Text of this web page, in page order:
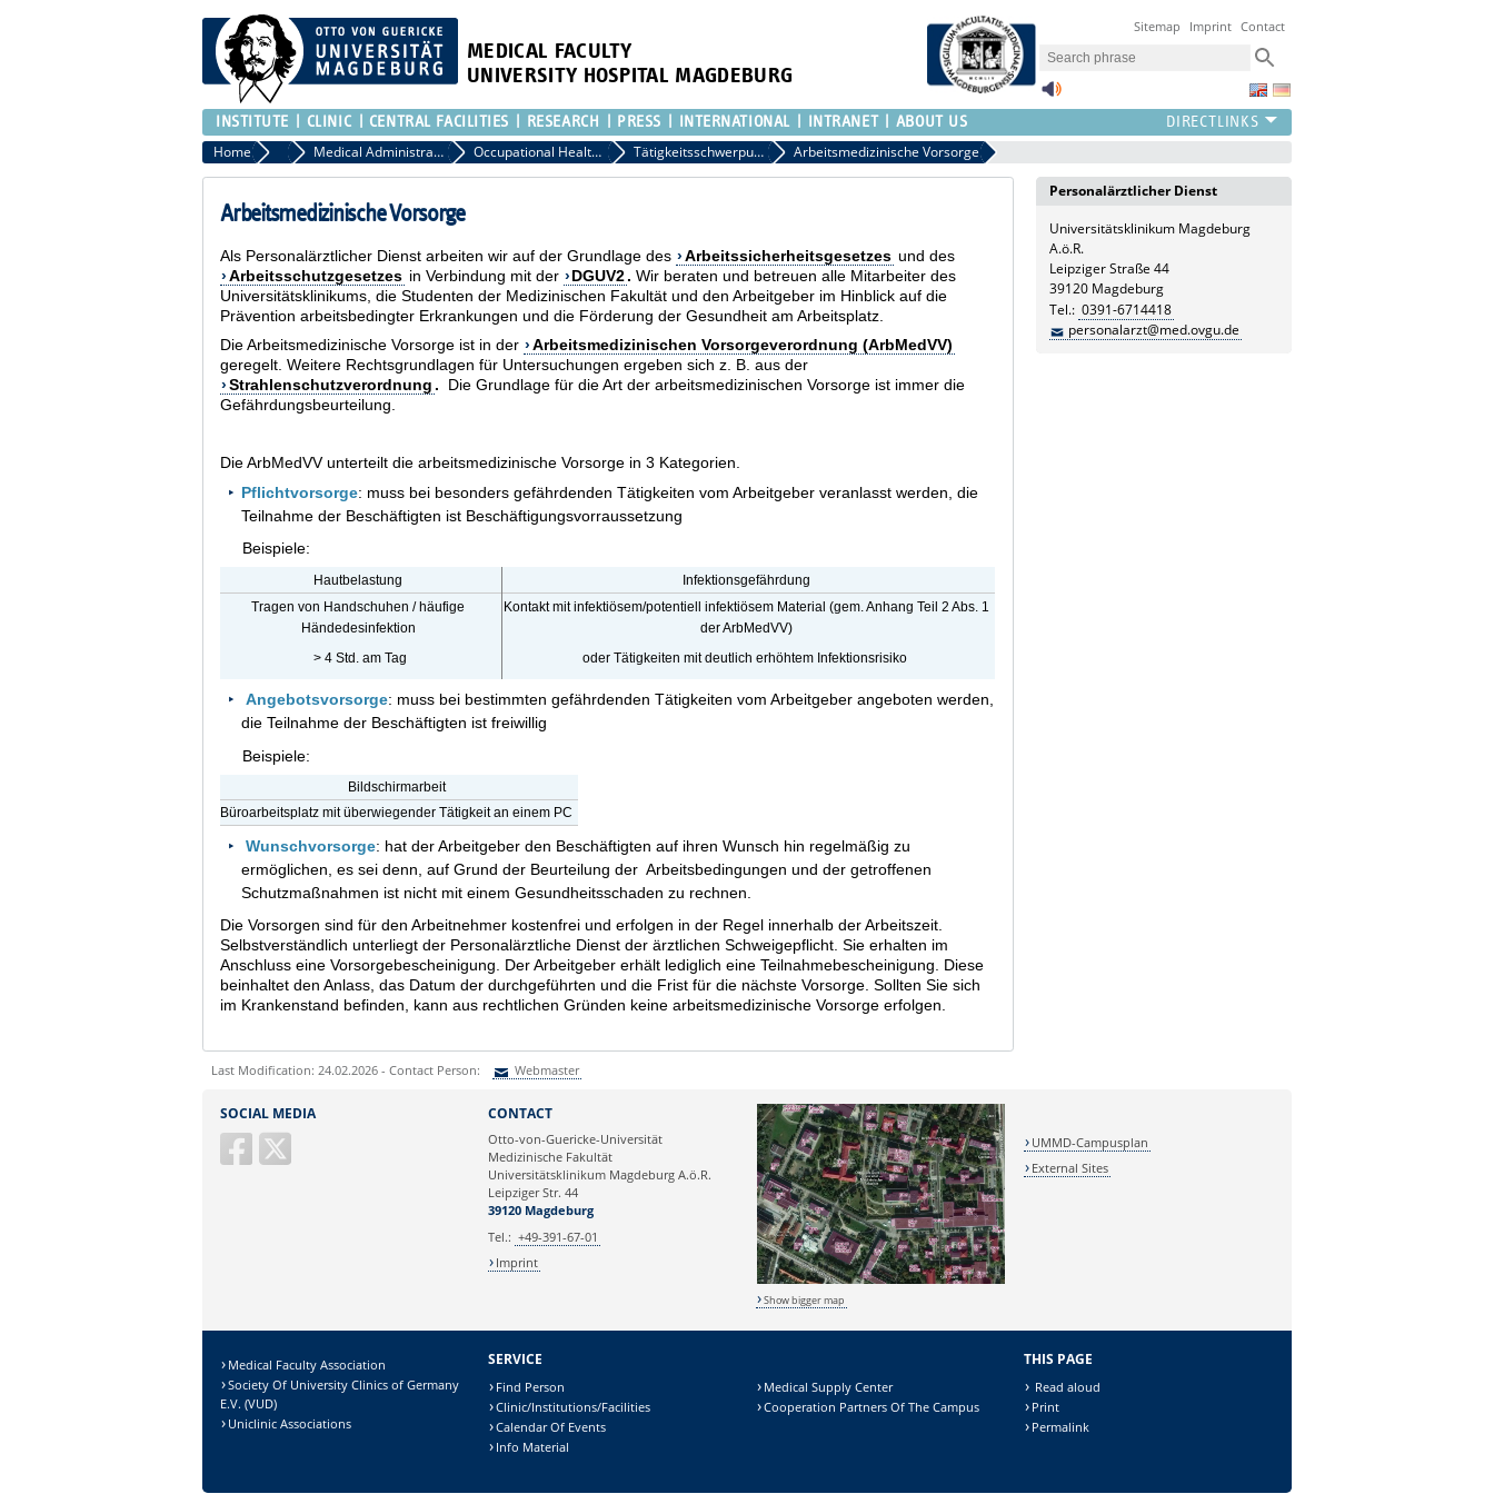
MEDICAL FACULTY
UNIVERSITY HOSPITAL MAGDEBURG
Sitemap Imprint Contact
INSTITUTE CLINIC CENTRAL FACILITIES RESEARCH PRESS INTERNATIONAL INTRANET ABOUT US
Home Central Facilities Medical Administration Occupational Health Service Tätigkeitsschwerpunkte Arbeitsmedizinische Vorsorge
Arbeitsmedizinische Vorsorge
Als Personalärztlicher Dienst arbeiten wir auf der Grundlage des Arbeitssicherheitsgesetzes und des
Arbeitsschutzgesetzes in Verbindung mit der DGUV2.Wir beraten und betreuen alle Mitarbeiter des
Universitätsklinikums, die Studenten der Medizinischen Fakultät und den Arbeitgeber im Hinblick auf die
Prävention arbeitsbedingter Erkrankungen und die Förderung der Gesundheit am Arbeitsplatz.
Die Arbeitsmedizinische Vorsorge ist in der
Arbeitsmedizinischen Vorsorgeverordnung (ArbMedVV)
geregelt. Weitere Rechtsgrundlagen für Untersuchungen ergeben sich z. B. aus der
Strahlenschutzverordnung . Die Grundlage für die Art der arbeitsmedizinischen Vorsorge ist immer die
Gefährdungsbeurteilung.
Die ArbMedVV unterteilt die arbeitsmedizinische Vorsorge in 3 Kategorien.
Pflichtvorsorge: muss bei besonders gefährdenden Tätigkeiten vom Arbeitgeber veranlasst werden, die
Teilnahme der Beschäftigten ist Beschäftigungsvorraussetzung
Beispiele:
Hautbelastung
Infektionsgefährdung
Tragen von Handschuhen / häufige
Händedesinfektion
> 4 Std. am Tag
Kontakt mit infektiösem/potentiell infektiösem Material (gem. Anhang Teil 2 Abs. 1
der ArbMedVV)
oder Tätigkeiten mit deutlich erhöhtem Infektionsrisiko
Angebotsvorsorge: muss bei bestimmten gefährdenden Tätigkeiten vom Arbeitgeber angeboten werden,
die Teilnahme der Beschäftigten ist freiwillig
Beispiele:
Bildschirmarbeit
Büroarbeitsplatz mit überwiegender Tätigkeit an einem PC
Wunschvorsorge: hat der Arbeitgeber den Beschäftigten auf ihren Wunsch hin regelmäßig zu
ermöglichen, es sei denn, auf Grund der Beurteilung der Arbeitsbedingungen und der getroffenen
Schutzmaßnahmen ist nicht mit einem Gesundheitsschaden zu rechnen.
Die Vorsorgen sind für den Arbeitnehmer kostenfrei und erfolgen in der Regel innerhalb der Arbeitszeit.
Selbstverständlich unterliegt der Personalärztliche Dienst der ärztlichen Schweigepflicht. Sie erhalten im
Anschluss eine Vorsorgebescheinigung. Der Arbeitgeber erhält lediglich eine Teilnahmebescheinigung. Diese
beinhaltet den Anlass, das Datum der durchgeführten und die Frist für die nächste Vorsorge. Sollten Sie sich
im Krankenstand befinden, kann aus rechtlichen Gründen keine arbeitsmedizinische Vorsorge erfolgen.
Personalärztlicher Dienst
Universitätsklinikum Magdeburg
A.ö.R.
Leipziger Straße 44
39120 Magdeburg
Tel.: 0391-6714418
personalarzt@med.ovgu.de
Last Modification: 24.02.2026 - Contact Person: Webmaster
Ihre E-Mailadresse:
SOCIAL MEDIA CONTACT
Otto-von-Guericke-Universität
Medizinische Fakultät
Universitätsklinikum Magdeburg A.ö.R.
Leipziger Str. 44
39120 Magdeburg
Tel.: +49-391-67-01
Imprint
Show bigger map
UMMD-Campusplan
External Sites
Medical Faculty Association
Society Of University Clinics of Germany
E.V. (VUD)
Uniclinic Associations
SERVICE
Find Person
Clinic/Institutions/Facilities
Calendar Of Events
Info Material
Medical Supply Center
Cooperation Partners Of The Campus
THIS PAGE
Read aloud
Print
Permalink